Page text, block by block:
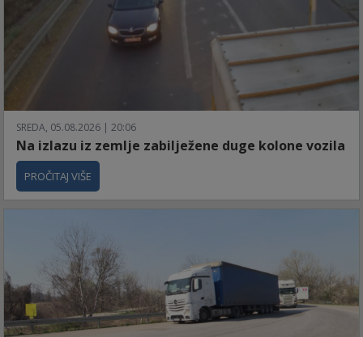
SREDA, 05.08.2026 | 20:06
Na izlazu iz zemlje zabilježene duge kolone vozila
PROČITAJ VIŠE